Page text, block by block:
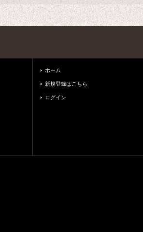
ホーム
新規登録はこちら
ログイン